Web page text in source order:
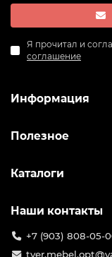
Я прочитал и
соглашение
Информация
Полезное
Каталоги
Наши контакты
+7 (903) 808-05-